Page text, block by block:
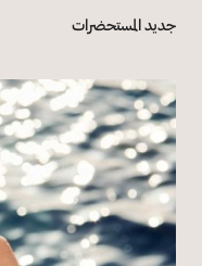
جديد المستحضرات